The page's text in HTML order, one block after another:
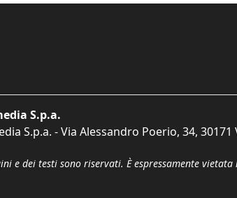
S.p.a.
S.p.a. - Via Alessandro Poerio, 34, 30171
e dei testi sono riservati. È espressamente